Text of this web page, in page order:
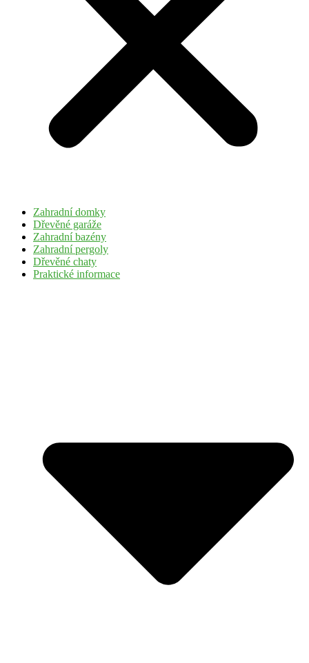
Zahradní domky
Dřevěné garáže
Zahradní bazény
Zahradní pergoly
Dřevěné chaty
Praktické informace